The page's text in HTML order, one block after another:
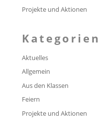
Projekte und Aktionen
Kategorien
Aktuelles
Allgemein
Aus den Klassen
Feiern
Projekte und Aktionen